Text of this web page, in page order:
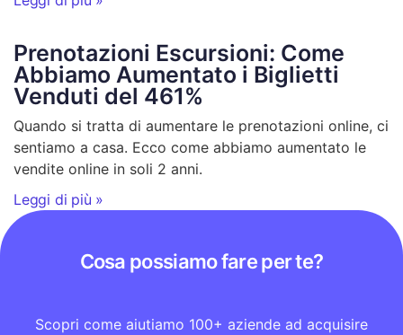
Prenotazioni Escursioni: Come
Abbiamo Aumentato i Biglietti
Venduti del 461%
Quando si tratta di aumentare le prenotazioni online, ci
sentiamo a casa. Ecco come abbiamo aumentato le
vendite online in soli 2 anni.
Leggi di più »
Cosa possiamo fare per te?
Scopri come aiutiamo 100+ aziende ad acquisire